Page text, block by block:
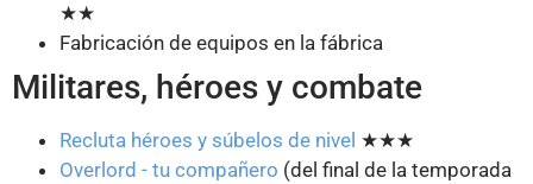
★★
Fabricación de equipos en la fábrica
Militares, héroes y combate
Recluta héroes y súbelos de nivel ★★★
Overlord - tu compañero (del final de la temporada